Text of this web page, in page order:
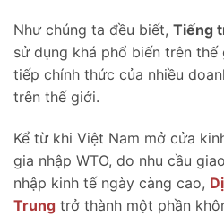
Như chúng ta đều biết, Tiếng
sử dụng khá phổ biến trên
tiếp chính thức của nhiều
trên thế giới.
Kể từ khi Việt Nam mở cửa
gia nhập WTO, do nhu cầu
nhập kinh tế ngày càng cao,
Trung trở thành một phần